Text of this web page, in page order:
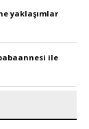
yaklaşımlar
ile